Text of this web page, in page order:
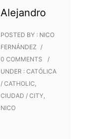
Alejandro
POSTED BY : NICO
FERNÁNDEZ /
0 COMMENTS
/
UNDER : CATÓLICA
/ CATHOLIC,
CIUDAD / CITY,
NICO